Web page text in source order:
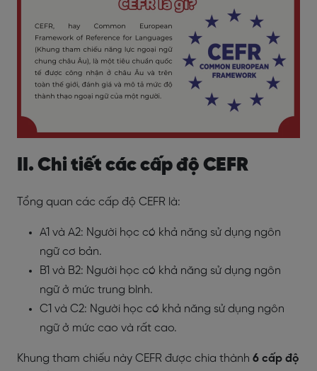
II. Chi tiết các cấp độ CEFR
Tổng quan các cấp độ CEFR là:
A1 và A2: Người học có khả năng sử dụng ngôn
ngữ cơ bản.
B1 và B2: Người học có khả năng sử dụng ngôn
ngữ ở mức trung bình.
C1 và C2: Người học có khả năng sử dụng ngôn
ngữ ở mức cao và rất cao.
Khung tham chiếu này CEFR được chia thành 6 cấp độ